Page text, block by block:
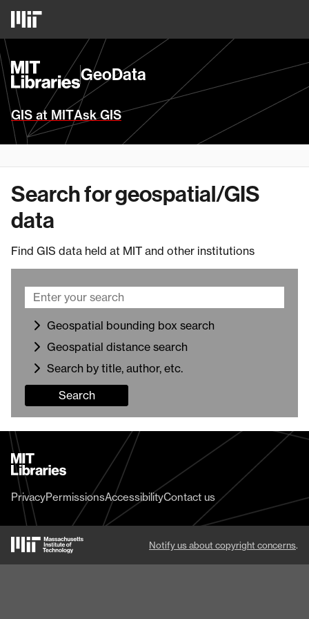
main
content
MIT
Logo
MIT
Libraries
Homepage
GeoData
GIS at MITAsk GIS
Search for geospatial/GIS
data
Find GIS data held at MIT and other institutions
Geospatial bounding box search
Geospatial distance search
Search by title, author, etc.
Search
MIT
Libraries
home
PrivacyPermissionsAccessibilityContact us
Notify us about copyright concerns.